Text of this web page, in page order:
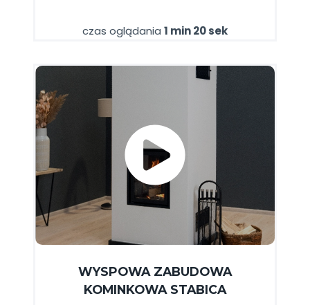
czas oglądania 1 min 20 sek
WYSPOWA ZABUDOWA
KOMINKOWA STABICA